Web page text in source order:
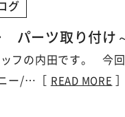
グ
パーツ取り付け
フの内田です。 今
ー/…［
READ MORE